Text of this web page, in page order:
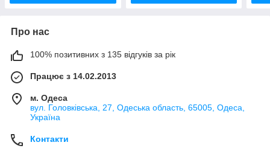
Про нас
100% позитивних з 135 відгуків за рік
Працює з 14.02.2013
м. Одеса
вул. Головківська, 27, Одеська область, 65005, Одеса,
Україна
Контакти